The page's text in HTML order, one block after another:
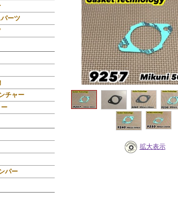
ーツ
チャー
パー
拡大表示